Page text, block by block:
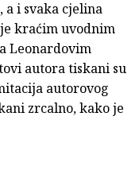
i svaka cjelina
kraćim uvodnim
Leonardovim
autora tiskani su
autorovog
zrcalno, kako je